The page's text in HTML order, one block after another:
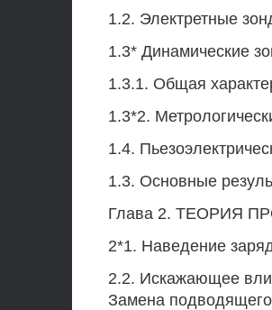
1.2. Электретные
1.3* Динамические
1.3.1. Общая
1.3*2.
1.4.
1.3. Основные
Глава 2. ТЕОРИЯ
2*1. Наведение
2.2. Искажающее
Замена